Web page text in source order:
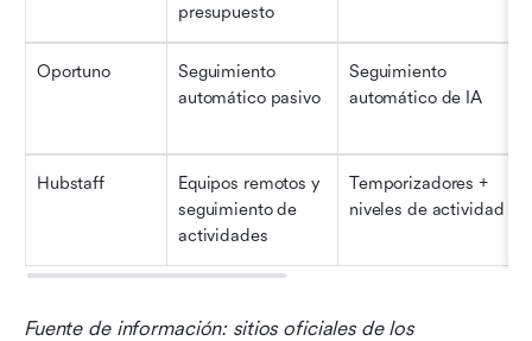
presupuesto
Oportuno
Seguimiento
automático pasivo
Seguimiento
automático de IA
Hubstaff
Equipos remotos y
seguimiento de
actividades
Temporizadores +
niveles de actividad
Fuente de información: sitios oficiales de los